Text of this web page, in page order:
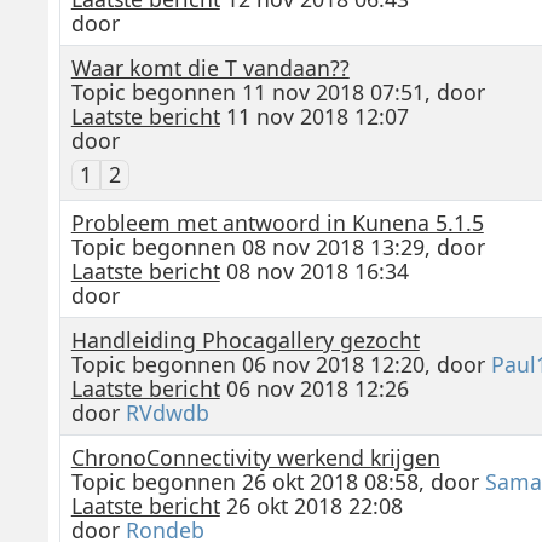
door
Waar komt die T vandaan??
Topic begonnen 11 nov 2018 07:51, door
Laatste bericht11 nov 2018 12:07
door
1
2
Probleem met antwoord in Kunena 5.1.5
Topic begonnen 08 nov 2018 13:29, door
Laatste bericht08 nov 2018 16:34
door
Handleiding Phocagallery gezocht
Topic begonnen 06 nov 2018 12:20, door
Laatste bericht06 nov 2018 12:26
door RVdwdb
ChronoConnectivity werkend krijgen
Topic begonnen 26 okt 2018 08:58, door
Laatste bericht26 okt 2018 22:08
door Rondeb